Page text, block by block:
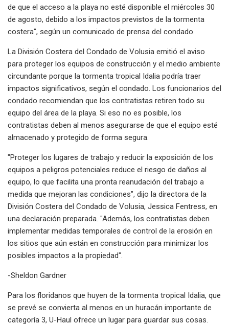
de que el acceso a la playa no esté disponible el miércoles 30
de agosto, debido a los impactos previstos de la tormenta
costera", según un comunicado de prensa del condado.
La División Costera del Condado de Volusia emitió el aviso
para proteger los equipos de construcción y el medio ambiente
circundante porque la tormenta tropical Idalia podría traer
impactos significativos, según el condado. Los funcionarios del
condado recomiendan que los contratistas retiren todo su
equipo del área de la playa. Si eso no es posible, los
contratistas deben al menos asegurarse de que el equipo esté
almacenado y protegido de forma segura.
"Proteger los lugares de trabajo y reducir la exposición de los
equipos a peligros potenciales reduce el riesgo de daños al
equipo, lo que facilita una pronta reanudación del trabajo a
medida que mejoran las condiciones", dijo la directora de la
División Costera del Condado de Volusia, Jessica Fentress, en
una declaración preparada. "Además, los contratistas deben
implementar medidas temporales de control de la erosión en
los sitios que aún están en construcción para minimizar los
posibles impactos a la propiedad".
-Sheldon Gardner
Para los floridanos que huyen de la tormenta tropical Idalia, que
se prevé se convierta al menos en un huracán importante de
categoría 3, U-Haul ofrece un lugar para guardar sus cosas.